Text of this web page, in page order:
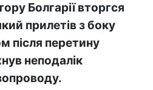
Болгарії вторгся
прилетів з боку
після перетину
неподалік